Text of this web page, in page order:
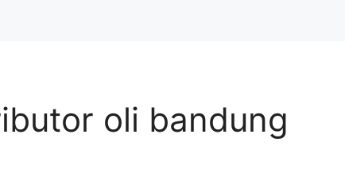
oli bandung